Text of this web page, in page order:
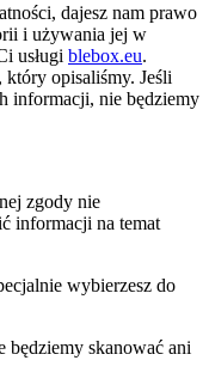
dajesz nam prawo
i używania jej w
usługi blebox.eu.
opisaliśmy. Jeśli
informacji, nie będziemy
zgody nie
informacji na temat
wybierzesz do
skanować ani